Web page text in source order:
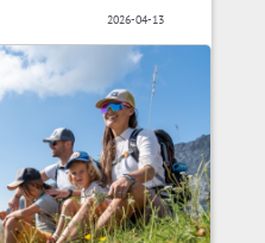
2026-04-13